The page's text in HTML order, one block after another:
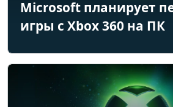
Microsoft планирует
игры с Xbox 360 на ПК